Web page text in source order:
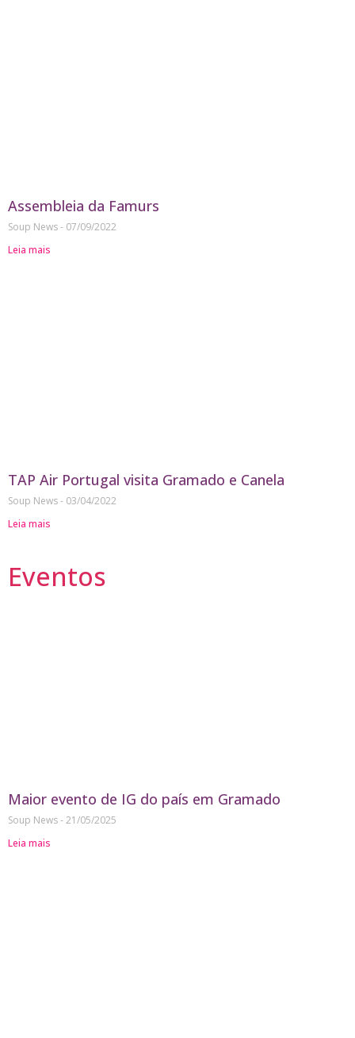
Assembleia da Famurs
Soup News
07/09/2022
Leia mais
TAP Air Portugal visita Gramado e Canela
Soup News
03/04/2022
Leia mais
Eventos
Maior evento de IG do país em Gramado
Soup News 21/05/2025
Leia mais